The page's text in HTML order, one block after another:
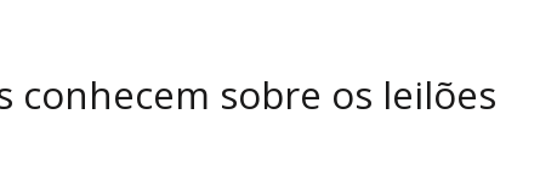
conhecem sobre os leilões